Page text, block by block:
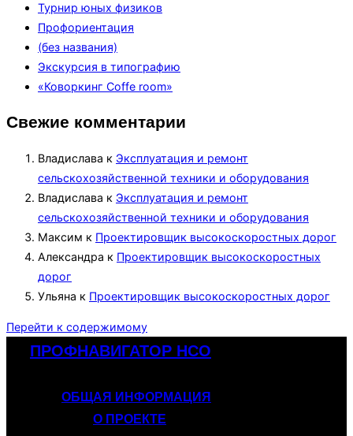
Турнир юных физиков
Профориентация
(без названия)
Экскурсия в типографию
«Коворкинг Coffe room»
Свежие комментарии
Владислава к Эксплуатация и ремонт
сельскохозяйственной техники и оборудования
Владислава к Эксплуатация и ремонт
сельскохозяйственной техники и оборудования
Максим к Проектировщик высокоскоростных дорог
Александра к Проектировщик высокоскоростных
дорог
Ульяна к Проектировщик высокоскоростных дорог
Перейти к содержимому
ПРОФНАВИГАТОР НСО
ОБЩАЯ ИНФОРМАЦИЯ
О ПРОЕКТЕ